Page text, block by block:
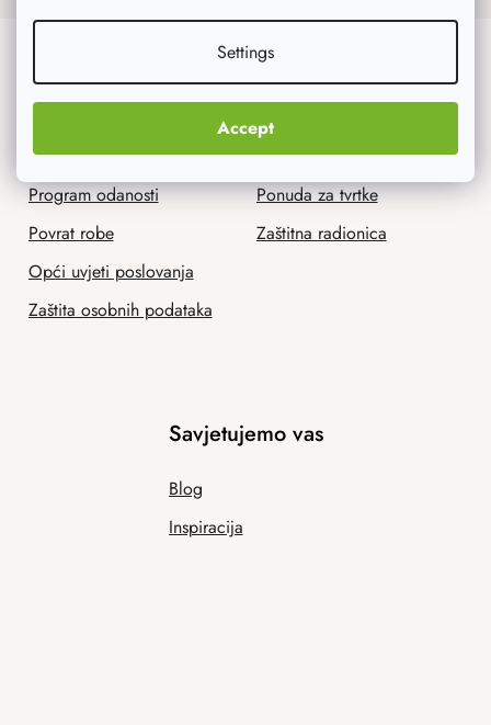
Settings
Accept
Praćenje pošiljke
Program odanosti
Povrat robe
Opći uvjeti poslovanja
Zaštita osobnih podataka
Mi smo AtmoWood.hr
Kontakt
Naša priča
Ponuda za tvrtke
Zaštitna radionica
Savjetujemo vas
Blog
Inspiracija